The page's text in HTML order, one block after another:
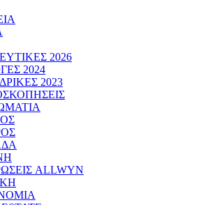
2026
2024
2023
ALLWYN